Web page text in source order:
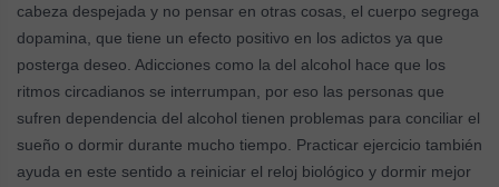
cabeza despejada y no pensar en otras cosas, el cuerpo segrega
dopamina, que tiene un efecto positivo en los adictos ya que
posterga deseo. Adicciones como la del alcohol hace que los
ritmos circadianos se interrumpan, por eso las personas que
sufren dependencia del alcohol tienen problemas para conciliar el
sueño o dormir durante mucho tiempo. Practicar ejercicio también
ayuda en este sentido a reiniciar el reloj biológico y dormir mejor